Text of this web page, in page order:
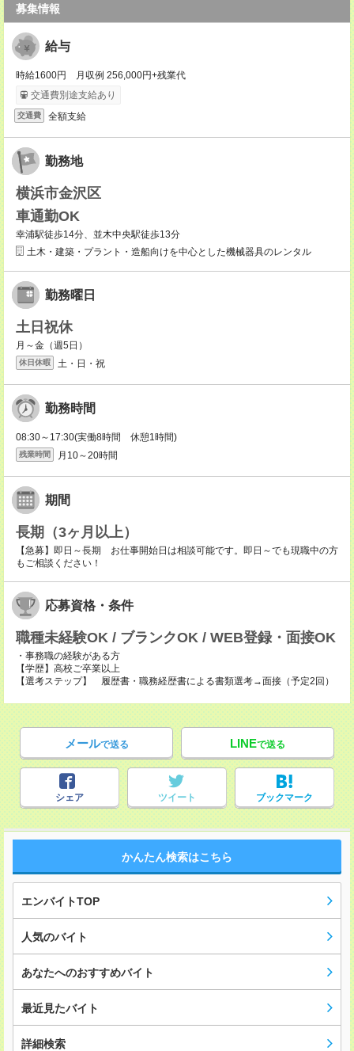
募集情報
給与
時給1600円 月収例 256,000円+残業代
交通費別途支給あり
交通費 全額支給
勤務地
横浜市金沢区
車通勤OK
幸浦駅徒歩14分、並木中央駅徒歩13分
土木・建築・プラント・造船向けを中心とした機械器具のレンタル
勤務曜日
土日祝休
月～金（週5日）
休日休暇 土・日・祝
勤務時間
08:30～17:30(実働8時間 休憩1時間)
残業時間 月10～20時間
期間
長期（3ヶ月以上）
【急募】即日～長期 お仕事開始日は相談可能です。即日～でも現職中の方
もご相談ください！
応募資格・条件
職種未経験OK / ブランクOK / WEB登録・面接OK
・事務職の経験がある方
【学歴】高校ご卒業以上
【選考ステップ】 履歴書・職務経歴書による書類選考→面接（予定2回）
メールで送る LINEで送る
シェア ツイート ブックマーク
かんたん検索はこちら
エンバイトTOP
人気のバイト
あなたへのおすすめバイト
最近見たバイト
詳細検索